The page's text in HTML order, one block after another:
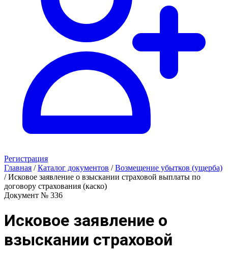
Регистрация
Главная / Каталог документов / Возмещение убытков (ущерба)
/ Исковое заявление о взыскании страховой выплаты по
договору страхования (каско)
Документ № 336
Исковое заявление о
взыскании страховой